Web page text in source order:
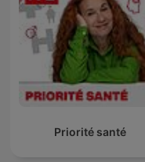
Priorité santé